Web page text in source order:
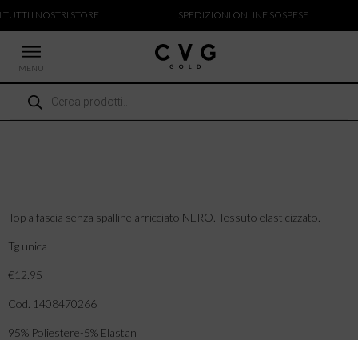
I NOSTRI STORE SPEDIZIONI ONLINE SOSPESE
MENU
Ricerca
prodotti
ARRIVI
Top a fascia senza spalline arricciato NERO. Tessuto elasticizzato.
Tg unica
€12.95
Cod. 1408470266
95% Poliestere-5% Elastan